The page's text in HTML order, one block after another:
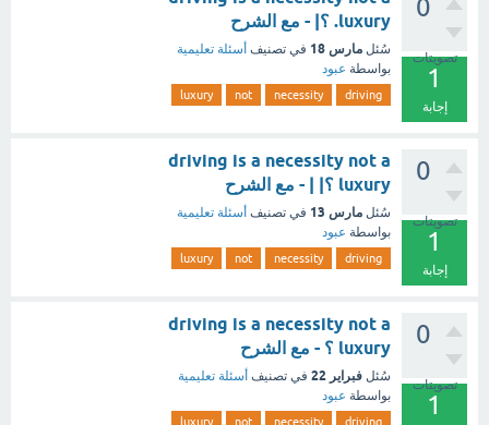
0
تصويتات
1
إجابة
luxury. ؟| - مع الشرح
سُئل مارس 18 في تصنيف أسئلة تعليمية
بواسطة عبود
driving
necessity
not
luxury
0
تصويتات
1
إجابة
driving is a necessity not a
luxury ؟| | - مع الشرح
سُئل مارس 13 في تصنيف أسئلة تعليمية
بواسطة عبود
driving
necessity
not
luxury
0
تصويتات
1
driving is a necessity not a
luxury ؟ - مع الشرح
سُئل فبراير 22 في تصنيف أسئلة تعليمية
بواسطة عبود
driving
necessity
not
luxury